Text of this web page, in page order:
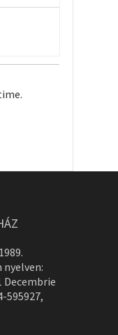
nyelven:
Decembrie
595927,